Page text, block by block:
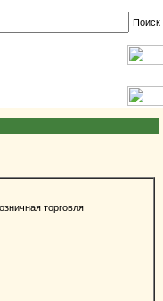
Поиск
торговля